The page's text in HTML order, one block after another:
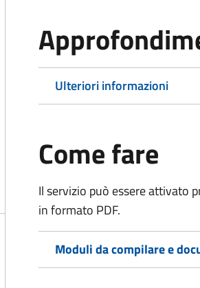
Ulteriori informazioni
Come fare
Il servizio può essere attivato
in formato PDF.
Moduli da compilare e